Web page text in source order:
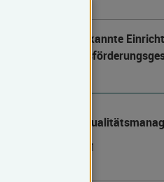
Staatlich anerkannte
anerkanntes
DIN EN ISO 9001